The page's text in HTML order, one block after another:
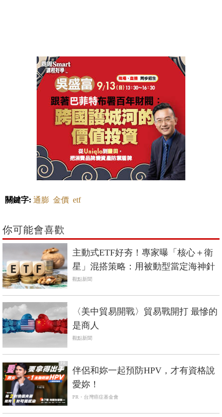
關鍵字: 通膨 金價 etf
你可能會喜歡
主動式ETF好夯！專家曝「核心＋衛
星」混搭策略：用被動型當定海神針
觀點新聞
〈美中貿易開戰〉貿易戰開打 最慘的
是商人
觀點新聞
PR
伴侶和妳一起預防HPV，才有資格說
愛妳！
PR・台灣癌症基金會